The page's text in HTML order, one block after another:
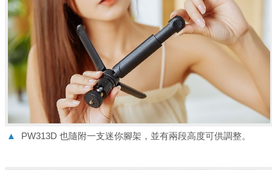
▲ PW313D 也隨附一支迷你腳架，並有兩段高度可供調整。